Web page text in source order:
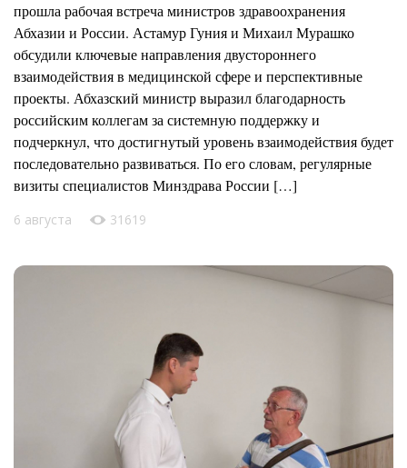
прошла рабочая встреча министров здравоохранения
Абхазии и России. Астамур Гуния и Михаил Мурашко
обсудили ключевые направления двустороннего
взаимодействия в медицинской сфере и перспективные
проекты. Абхазский министр выразил благодарность
российским коллегам за системную поддержку и
подчеркнул, что достигнутый уровень взаимодействия будет
последовательно развиваться. По его словам, регулярные
визиты специалистов Минздрава России […]
6 августа 31619